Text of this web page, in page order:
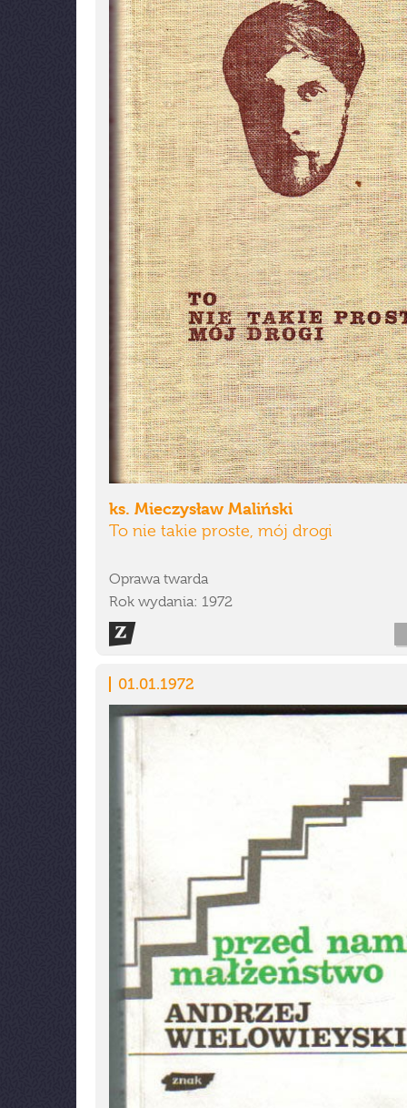
ks. Mieczysław Maliński
To nie takie proste, mój drogi
Oprawa twarda
Rok wydania: 1972
01.01.1972